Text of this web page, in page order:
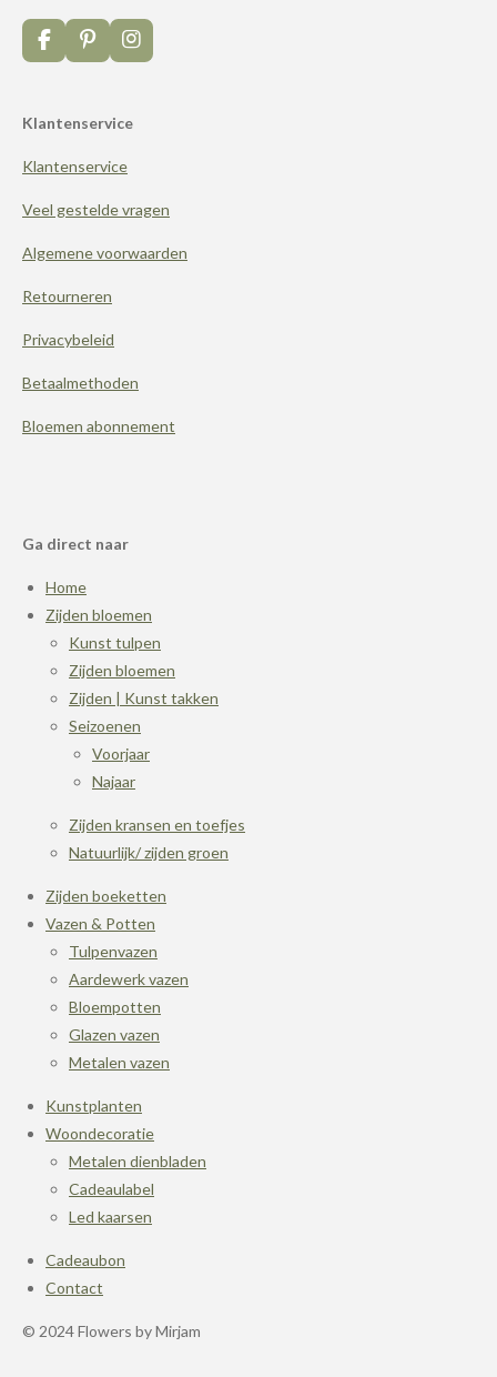
F
a
b
o
P
i
e
e
t
I
n
a
m
Klantenservice
Klantenservice
Veel gestelde vragen
Algemene voorwaarden
Retourneren
Privacybeleid
Betaalmethoden
Bloemen abonnement
Ga direct naar
Home
Zijden bloemen
Kunst tulpen
Zijden bloemen
Zijden | Kunst takken
Seizoenen
Voorjaar
Najaar
Zijden kransen en toefjes
Natuurlijk/ zijden groen
Zijden boeketten
Vazen & Potten
Tulpenvazen
Aardewerk vazen
Bloempotten
Glazen vazen
Metalen vazen
Kunstplanten
Woondecoratie
Metalen dienbladen
Cadeaulabel
Led kaarsen
Cadeaubon
Contact
© 2024 Flowers by Mirjam